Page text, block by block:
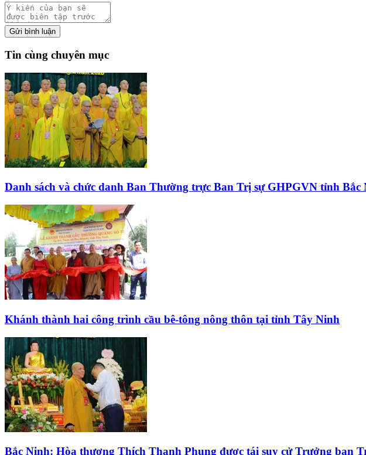
Gửi bình luận
Tin cùng chuyên mục
Danh sách và chức danh Ban Thường trực Ban Trị sự GHPGVN tỉnh Bắc
Khánh thành hai công trình cầu bê-tông nông thôn tại tỉnh Tây Ninh
Bắc Ninh: Hòa thượng Thích Thanh Phụng được tái suy cử Trưởng ban